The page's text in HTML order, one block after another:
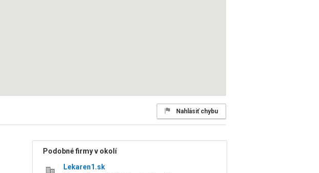
Nahlásiť chybu
Podobné firmy v okolí
Lekaren1.sk